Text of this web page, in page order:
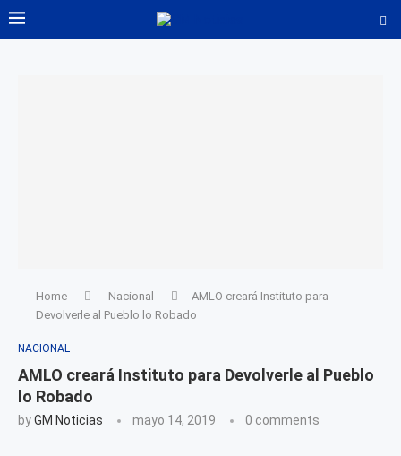
Home Nacional
AMLO creará Instituto para
Devolverle al Pueblo lo Robado
NACIONAL
AMLO creará Instituto para Devolverle al Pueblo
lo Robado
byGM Noticias mayo 14, 2019 0 comments